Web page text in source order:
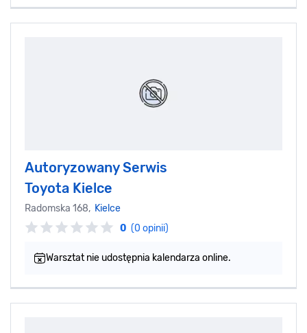
Autoryzowany Serwis
Toyota Kielce
Radomska 168, Kielce
0 (0 opinii)
Warsztat nie udostępnia kalendarza online.